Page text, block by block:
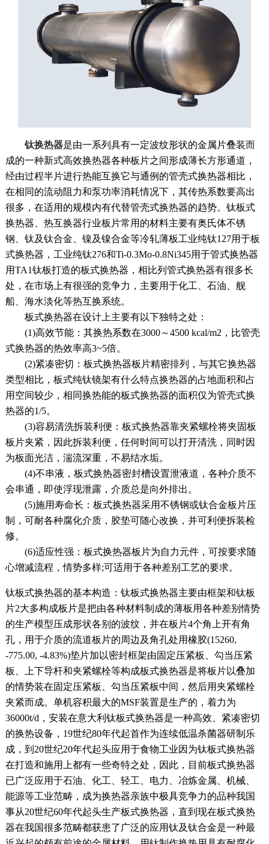
钛换热器是由一系列具有一定波纹形状的金属片叠装而
成的一种新式高效换热器各种板片之间形成薄长方形通道，
经由过程半片进行热能互换它与通例的管壳式换热器相比，
在相同的流动阻力和泵功率消耗情况下，其传热系数要高出
很多，在适用的规模内有代替管壳式换热器的趋势。钛板式
换热器、热互换器行业板片常用的材料主要有奥氏体不锈
钢、钛及钛合金、镍及镍合金等冷轧薄板工业纯钛127用于板
式换热器，工业纯钛276和Ti-0.3Mo-0.8Ni345用于管式换热器
用TA1钛板打造的板式换热器，相比列管式换热器有很多长
处，在市场上有很强的竞争力，主要用于化工、石油、舰
船、海水淡化等热互换系统。
板式换热器在设计上主要有以下独特之处：
(1)高效节能：其换热系数在3000～4500 kcal/m2，比管壳
式换热器的热效率高3~5倍。
(2)紧凑密切：板式换热器板片精密排列，与其它换热器
类型相比，板式纯钛镜架有什么特点换热器的占地面积和占
用空间较少，相同换热能的板式换热器的面积仅为管壳式换
热器的1/5。
(3)容易清洗拆装利便：板式换热器靠夹紧螺栓将夹固板
板片夹紧，因此拆装利便，任何时间可以打开清洗，同时因
为板面光洁，湍流深重，不易结水垢。
(4)不串液，板式换热器密封槽设置泄液道，各种介质不
会串通，即使浮现泄露，介质总是向外排出。
(5)施用寿命长：板式换热器采用不锈钢或钛合金板片压
制，可耐各种腐化介质，胶垫可随心改换，并可利便拆装检
修。
(6)适应性强：板式换热器板片为自力元件，可按要求随
心增减流程，情势多样;可适用于各种差别工艺的要求。
钛板式换热器的基本构造：钛板式换热器主要由框架和钛板
片2大多构成板片是把由各种材料制成的薄板用各种差别情势
的生产模型压成形状各别的波纹，并在板片4个角上开有角
孔，用于介质的流道板片的周边及角孔处用橡胶(15260,
-775.00, -4.83%)垫片加以密封框架由固定压紧板、勾当压紧
板、上下导杆和夹紧螺栓等构成板式换热器是将板片以叠加
的情势装在固定压紧板、勾当压紧板中间，然后用夹紧螺栓
夹紧而成。 单机容积最大的MSF装置是生产的，着力为
36000t/d，安装在意大利钛板式换热器是一种高效、紧凑密切
的换热设备，19世纪80年代起首作为连续低温杀菌器研制乐
成，到20世纪20年代起头应用于食物工业因为钛板式换热器
在打造和施用上都有一些奇特之处，因此，目前板式换热器
已广泛应用于石油、化工、轻工、电力、冶炼金属、机械、
能源等工业范畴，成为换热器亲族中极具竞争力的品种我国
事从20世纪60年代起头生产板式换热器，直到现在板式换热
器在我国很多范畴都获患了广泛的应用钛及钛合金是一种最